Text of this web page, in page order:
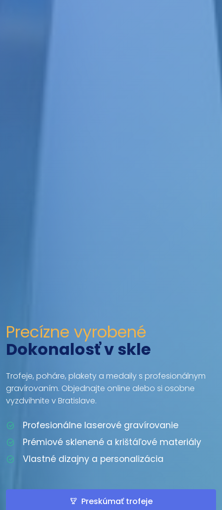
Precízne vyrobené
Dokonalosť v skle
Trofeje, poháre, plakety a medaily s profesionálnym
gravírovaním. Objednajte online alebo si osobne
vyzdvihnite v Bratislave.
Profesionálne laserové gravírovanie
Prémiové sklenené a krištáľové materiály
Vlastné dizajny a personalizácia
Preskúmať trofeje